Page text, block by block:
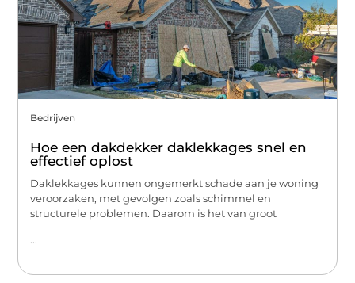
Bedrijven
Hoe een dakdekker daklekkages snel en
effectief oplost
Daklekkages kunnen ongemerkt schade aan je woning
veroorzaken, met gevolgen zoals schimmel en
structurele problemen. Daarom is het van groot
...